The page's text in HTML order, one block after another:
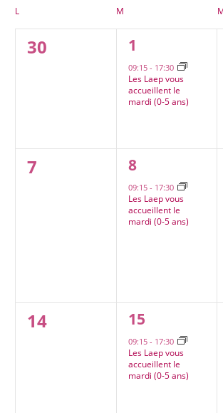
mot-
clé.
date.
Calendrier
de
Évènements
L MMARDI
0
évènement,
30
1
évènement,
1
09:15 - 17:30
Les Laep vous
accueillent le
mardi (0-5 ans)
0
évènement,
7
1
évènement,
8
09:15 - 17:30
Les Laep vous
accueillent le
mardi (0-5 ans)
0
évènement,
14
1
évènement,
15
09:15 - 17:30
Les Laep vous
accueillent le
mardi (0-5 ans)